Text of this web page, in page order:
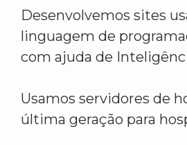
Desenvolvemos sites
linguagem de
com ajuda de
Usamos servidores de
última geração para